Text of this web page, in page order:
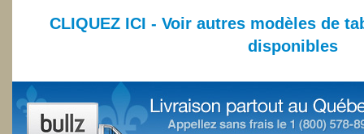
CLIQUEZ ICI - Voir autres modèles de
disponibles